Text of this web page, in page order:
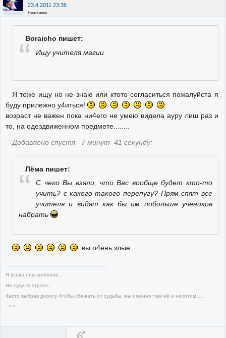
23.4.2011 23:36
Неактивен
Boraicho пишет:
Ищу учителя магии
Я тоже ищу но не знаю или ктото согласиться пожалуйста я
буду прилежно у4иться!
возраст не важен пока ни4его не умею видела ауру лиш раз и
то, на одездвиженном предмете........
Добавлено спустя 7 минут 41 секунду:
Лёма пишет:
С чего Вы взяли, что Вас вообще будет кто-то
учить? с какого-такого перепугу? Прям спят все
учителя и видят как бы им побольше учеников
набрать
вы о4ень злые
Я всево лиш ребёнок...
Не судите строго..
4асто выбрав дорогу 4тобы сбежать от судьбы, мы именно там её и нахотим.....
=^.^=